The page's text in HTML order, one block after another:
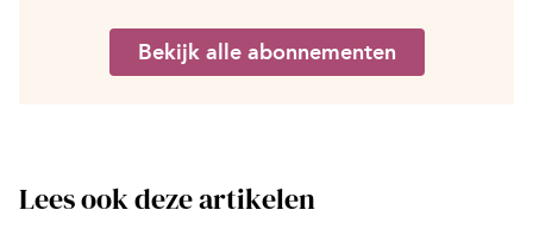
Bekijk alle abonnementen
Lees ook deze artikelen